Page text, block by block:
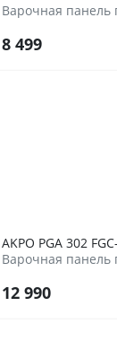
Варочная панель
8 499
AKPO PGA 302
Варочная панель
12 990